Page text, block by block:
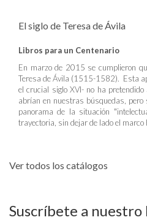
El siglo de Teresa de Ávila
Libros para un Centenario
En marzo de 2015 se cumplieron
Teresa de Ávila (1515-1582). Esta
el crucial siglo XVI- no ha
abrían en nuestras búsquedas,
panorama de la situación
trayectoria, sin dejar de lado el
Ver todos los catálogos
Suscríbete a